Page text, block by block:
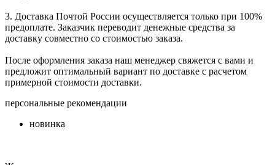
3. Доставка Почтой России осуществляется только при 100%
предоплате. Заказчик переводит денежные средства за
доставку совместно со стоимостью заказа.
После оформления заказа наш менеджер свяжется с вами и
предложит оптимальный вариант по доставке с расчетом
примерной стоимости доставки.
персональные рекомендации
новинка